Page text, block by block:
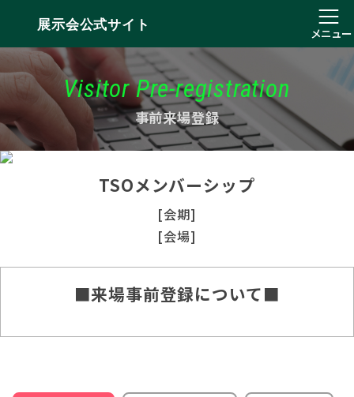
展示会公式サイト
メニュー
Visitor Pre-registration
事前来場登録
TSOメンバーシップ
[会期]
[会場]
■来場事前登録について■